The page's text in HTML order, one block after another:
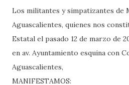
Los militantes y simpatizantes de
Aguascalientes, quienes nos
Estatal el pasado 12 de marzo de
en av. Ayuntamiento esquina con
Aguascalientes,
MANIFESTAMOS: